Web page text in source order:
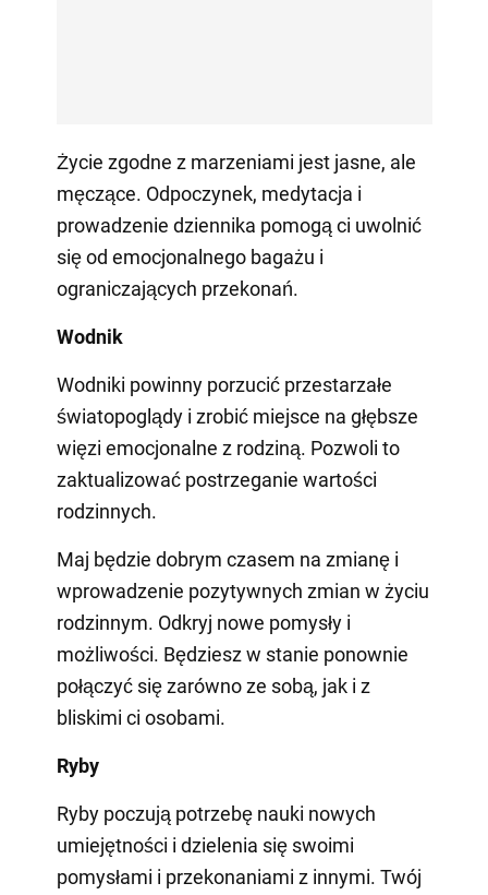
Życie zgodne z marzeniami jest jasne, ale
męczące. Odpoczynek, medytacja i
prowadzenie dziennika pomogą ci uwolnić
się od emocjonalnego bagażu i
ograniczających przekonań.
Wodnik
Wodniki powinny porzucić przestarzałe
światopoglądy i zrobić miejsce na głębsze
więzi emocjonalne z rodziną. Pozwoli to
zaktualizować postrzeganie wartości
rodzinnych.
Maj będzie dobrym czasem na zmianę i
wprowadzenie pozytywnych zmian w życiu
rodzinnym. Odkryj nowe pomysły i
możliwości. Będziesz w stanie ponownie
połączyć się zarówno ze sobą, jak i z
bliskimi ci osobami.
Ryby
Ryby poczują potrzebę nauki nowych
umiejętności i dzielenia się swoimi
pomysłami i przekonaniami z innymi. Twój